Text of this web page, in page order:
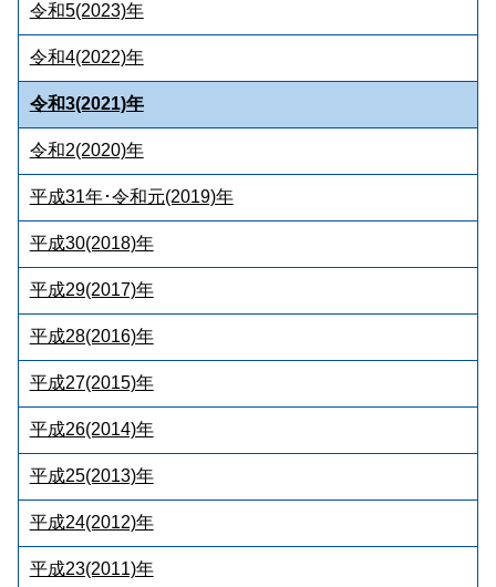
令和5(2023)年
令和4(2022)年
令和3(2021)年
令和2(2020)年
平成31年･令和元(2019)年
平成30(2018)年
平成29(2017)年
平成28(2016)年
平成27(2015)年
平成26(2014)年
平成25(2013)年
平成24(2012)年
平成23(2011)年